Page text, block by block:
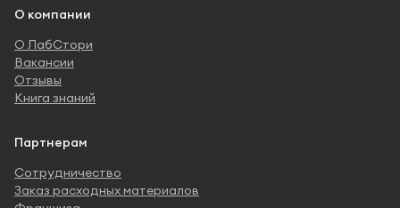
О компании
О ЛабСтори
Вакансии
Отзывы
Книга знаний
Партнерам
Сотрудничество
Заказ расходных материалов